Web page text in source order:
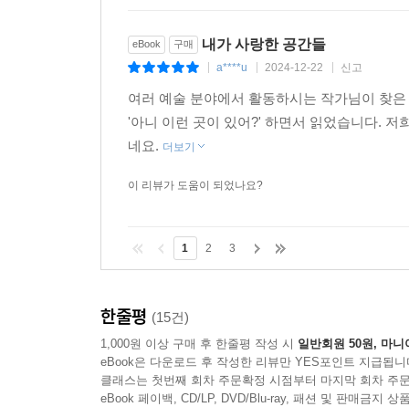
eBook 구매 내가 사랑한 공간들
a****u 2024-12-22 신고
여러 예술 분야에서 활동하시는 작가님이 찾
'아니 이런 곳이 있어?' 하면서 읽었습니다. 저
네요. 더보기
이 리뷰가 도움이 되었나요?
1 2 3
한줄평 (15건)
1,000원 이상 구매 후 한줄평 작성 시 일반회원 50원, 마니
eBook은 다운로드 후 작성한 리뷰만 YES포인트 지급됩니
클래스는 첫번째 회차 주문확정 시점부터 마지막 회차 주
eBook 페이백, CD/LP, DVD/Blu-ray, 패션 및 판매금지 상